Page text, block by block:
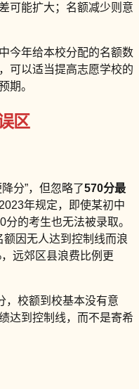
可能扩大；名额减少则意
今年给本校分配的名额数
可以适当提高志愿学校的
期。
区
分”，但忽略了570分最
年规定，即使某初中
的考生也无法被录取。
因无人达到控制线而浪
远郊区县浪费比例更
，校额到校基本没有意
达到控制线，而不是寄希